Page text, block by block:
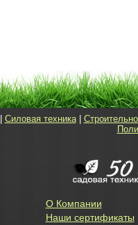
Силовая техника|
О Компании
Наши сертификаты